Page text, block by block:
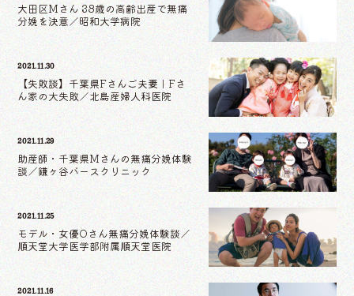
大田区Mさん 38歳の高齢出産で無痛
分娩を決意／昭和大学病院
2021.11.30
【失敗談】千葉県Fさんご夫妻｜Fさ
ん家の大失敗／北島産婦人科医院
2021.11.29
助産師・千葉県Mさんの無痛分娩体験
談／鎌ヶ谷バースクリニック
2021.11.25
モデル・女優Oさん無痛分娩体験談／
順天堂大学医学部附属順天堂医院
2021.11.16